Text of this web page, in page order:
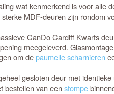
wat kenmerkend is voor alle
sterke MDF-deuren zijn rondom
CanDo Cardiff Kwarts
meegeleverd.
om depaumelle scharnieren
gesloten deur met
bestellen van eenstompe